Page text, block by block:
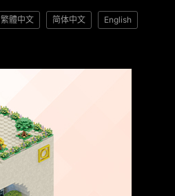
繁體中文 简体中文 English